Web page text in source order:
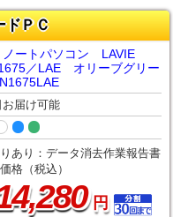
ドＰＣ
ートパソコン LAVIE
／LAE オリーブグリー
お届け可能
あり：データ消去作業報告書
格（税込）
,280円